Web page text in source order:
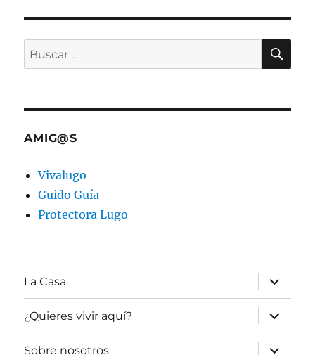
Buscar
por:
AMIG@S
Vivalugo
Guido Guía
Protectora Lugo
La Casa
expande
el
menú
inferior
¿Quieres vivir aquí?
expande
el
menú
inferior
Sobre nosotros
expande